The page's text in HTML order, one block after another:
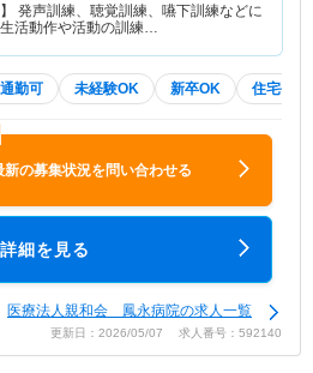
】 発声訓練、聴覚訓練、嚥下訓練などに
活動作や活動の訓練…
勤可 未経験OK 新卒OK 住宅手当
新の募集状況を問い合わせる
詳細を見る
医療法人親和会 鳳永病院の求人一覧
更新日：2026/05/07 求人番号：592140